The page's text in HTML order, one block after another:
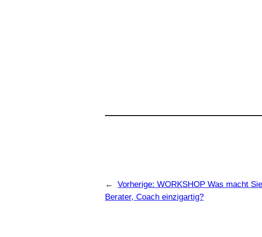
← Vorherige: WORKSHOP Was macht
Berater, Coach einzigartig?